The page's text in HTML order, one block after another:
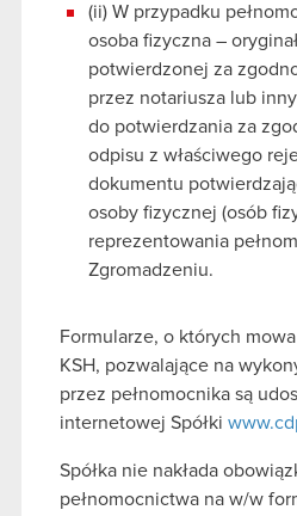
(ii) W przypadku
osoba fizyczna –
potwierdzonej za
przez notariusza lub
do potwierdzania za
odpisu z właściwego
dokumentu
osoby fizycznej (osób
reprezentowania
Zgromadzeniu.
Formularze, o których
KSH, pozwalające na
przez pełnomocnika są
internetowej Spółki
Spółka nie nakłada
pełnomocnictwa na w/w